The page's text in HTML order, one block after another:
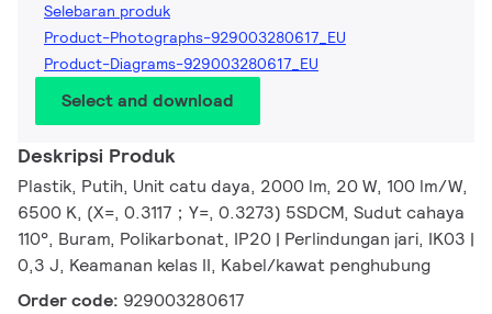
Selebaran produk
Product-Photographs-929003280617_EU
Product-Diagrams-929003280617_EU
Select and download
Deskripsi Produk
Plastik, Putih, Unit catu daya, 2000 lm, 20 W, 100 lm/W,
6500 K, (X=, 0.3117；Y=, 0.3273) 5SDCM, Sudut cahaya
110°, Buram, Polikarbonat, IP20 | Perlindungan jari, IK03 |
0,3 J, Keamanan kelas II, Kabel/kawat penghubung
Order code: 929003280617